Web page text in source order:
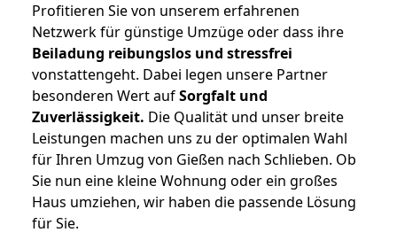
Profitieren Sie von unserem erfahrenen
Netzwerk für günstige Umzüge oder dass ihre
Beiladung reibungslos und stressfrei
vonstattengeht. Dabei legen unsere Partner
besonderen Wert aufSorgfalt und
Zuverlässigkeit. Die Qualität und unser breite
Leistungen machen uns zu der optimalen Wahl
für Ihren Umzug von Gießen nach Schlieben. Ob
Sie nun eine kleine Wohnung oder ein großes
Haus umziehen, wir haben die passende Lösung
für Sie.